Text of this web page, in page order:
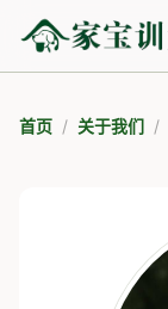
首页 关于我们